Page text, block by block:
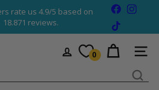
Pause
rate us 4.9/5 based on
18.871 reviews.
Facebook
TikTok
0